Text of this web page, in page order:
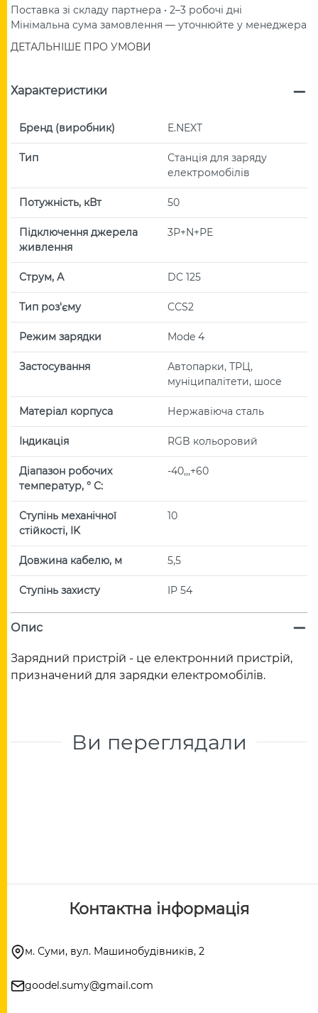
Поставка зі складу партнера • 2–3 робочі дні
Мінімальна сума замовлення — уточнюйте у менеджера
ДЕТАЛЬНІШЕ ПРО УМОВИ
Характеристики
Бренд (виробник) E.NEXT
Тип
Станція для заряду
електромобілів
Потужність, кВт 50
Підключення джерела
живлення
3Р+N+РЕ
Струм, А DC 125
Тип роз'єму CCS2
Режим зарядки Mode 4
Застосування
Автопарки, ТРЦ,
муніципалітети, шосе
Матеріал корпуса Нержавіюча сталь
Індикація RGB кольоровий
Діапазон робочих
температур, ° С:
-40,,,+60
Ступінь механічної
стійкості, IK
10
Довжина кабелю, м 5,5
Ступінь захисту IP 54
Опис
Зарядний пристрій - це електронний пристрій,
призначений для зарядки електромобілів.
Ви переглядали
Контактна інформація
м. Суми, вул. Машинобудівників, 2
goodel.sumy@gmail.com